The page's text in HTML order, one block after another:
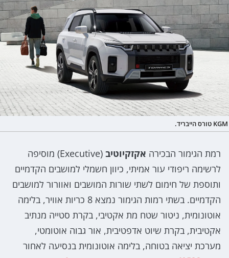
KGM טורס הייבריד.
רמת הגימור הבכירה אקזקיוטיב
(Executive) מוסיפה
לרשימה ריפודי עור אמיתי, כיוון חשמלי למושבים הקדמיים
ותוספת של חימום לשתי שורות המושבים ואוורור למושבים
הקדמיים. בשתי רמות הגימור נמצא 8 כריות אוויר, בלימה
אוטונומית, ניטור שטח מת אקטיבי, בקרת סטייה מנתיב
אקטיבית, בקרת שיוט אדפטיבית, אור גבוה אוטומטי,
מערכת יציאה בטוחה, בלימה אוטונומית בנסיעה לאחור